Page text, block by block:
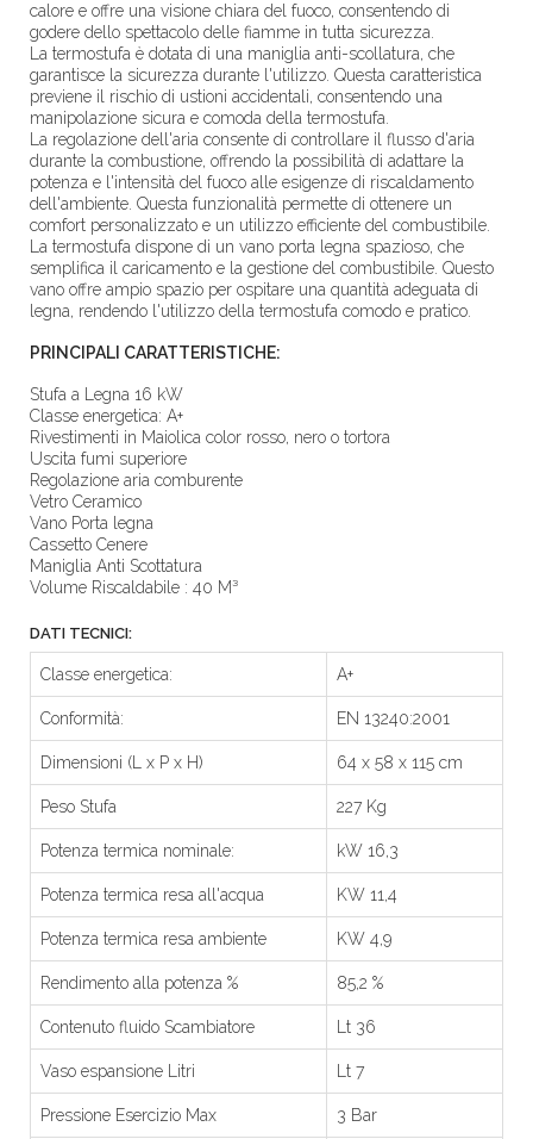
calore e offre una visione chiara del fuoco, consentendo di
godere dello spettacolo delle fiamme in tutta sicurezza.
La termostufa è dotata di una maniglia anti-scollatura, che
garantisce la sicurezza durante l'utilizzo. Questa caratteristica
previene il rischio di ustioni accidentali, consentendo una
manipolazione sicura e comoda della termostufa.
La regolazione dell'aria consente di controllare il flusso d'aria
durante la combustione, offrendo la possibilità di adattare la
potenza e l'intensità del fuoco alle esigenze di riscaldamento
dell'ambiente. Questa funzionalità permette di ottenere un
comfort personalizzato e un utilizzo efficiente del combustibile.
La termostufa dispone di un vano porta legna spazioso, che
semplifica il caricamento e la gestione del combustibile. Questo
vano offre ampio spazio per ospitare una quantità adeguata di
legna, rendendo l'utilizzo della termostufa comodo e pratico.
PRINCIPALI CARATTERISTICHE:
Stufa a Legna 16 kW
Classe energetica: A+
Rivestimenti in Maiolica color rosso, nero o tortora
Uscita fumi superiore
Regolazione aria comburente
Vetro Ceramico
Vano Porta legna
Cassetto Cenere
Maniglia Anti Scottatura
Volume Riscaldabile : 40 M³
DATI TECNICI:
Classe energetica: A+
Conformità: EN 13240:2001
Dimensioni (L x P x H) 64 x 58 x 115 cm
Peso Stufa 227 Kg
Potenza termica nominale: kW 16,3
Potenza termica resa all'acqua KW 11,4
Potenza termica resa ambiente KW 4,9
Rendimento alla potenza % 85,2 %
Contenuto fluido Scambiatore Lt 36
Vaso espansione Litri Lt 7
Pressione Esercizio Max 3 Bar